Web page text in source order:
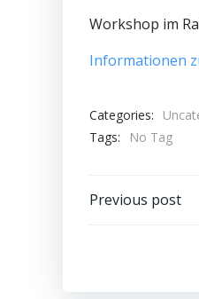
Workshop im
Informationen
Categories:
Tags:
No Tag
Previous post